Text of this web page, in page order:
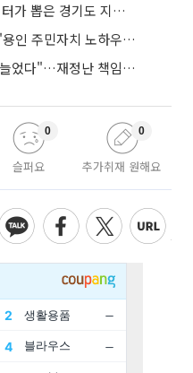
이재준 수원시장, 286만 빅데이터가 뽑은 경기도 지자체장 1위
이상일 시장, 다낭시 요청받고 "용인 주민자치 노하우 공유"
추미애 "복지가 아니라 도민이 늘었다"…재정난 책임론 정면돌파
슬퍼요
0
추가취재 원해요
0